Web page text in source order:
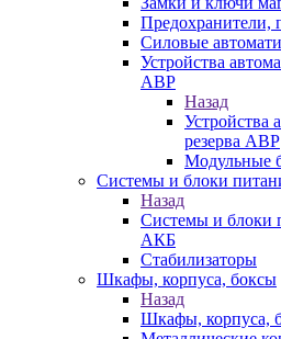
Предохранители,
Силовые
Устройства
АВР
Назад
Устройства
резерва АВР
Модульные
Системы и блоки
Назад
Системы и блоки
АКБ
Стабилизаторы
Шкафы, корпуса, боксы
Назад
Шкафы, корпуса,